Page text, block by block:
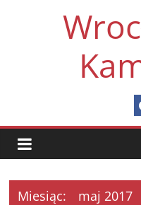
Miesiąc: maj 2017